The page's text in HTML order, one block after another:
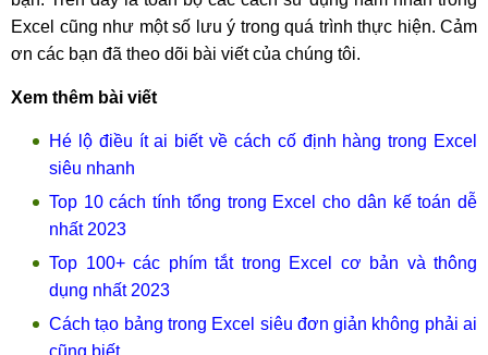
Excel cũng như một số lưu ý trong quá trình thực hiện. Cảm
ơn các bạn đã theo dõi bài viết của chúng tôi.
Xem thêm bài viết
Hé lộ điều ít ai biết về cách cố định hàng trong Excel
siêu nhanh
Top 10 cách tính tổng trong Excel cho dân kế toán dễ
nhất 2023
Top 100+ các phím tắt trong Excel cơ bản và thông
dụng nhất 2023
Cách tạo bảng trong Excel siêu đơn giản không phải ai
cũng biết